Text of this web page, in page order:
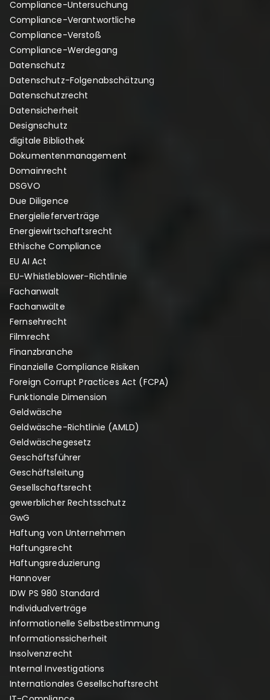
Compliance-Untersuchung
Compliance-Verantwortliche
Compliance-Verstoß
Compliance-Werdegang
Datenschutz
Datenschutz-Folgenabschätzung
Datenschutzrecht
Datensicherheit
Designschutz
digitale Bibliothek
Dokumentenmanagement
Domainrecht
DSGVO
Due Diligence
Energielieferverträge
Energiewirtschaftsrecht
Ethische Compliance
EU AI Act
EU-Whistleblower-Richtlinie
Fachanwalt
Fachanwälte
Fernsehrecht
Filmrecht
Finanzbranche
Finanzielle Compliance Risiken
Foreign Corrupt Practices Act (FCPA)
Funktionale Dimension
Geldwäsche
Geldwäsche-Richtlinie (AMLD)
Geldwäschegesetz
Geschäftsführer
Geschäftsleitung
Gesellschaftsrecht
gewerblicher Rechtsschutz
GwG
Haftung von Unternehmen
Haftungsrecht
Haftungsreduzierung
Hannover
IDW PS 980 Standard
Individualverträge
informationelle Selbstbestimmung
Informationssicherheit
Insolvenzrecht
Internal Investigations
Internationales Gesellschaftsrecht